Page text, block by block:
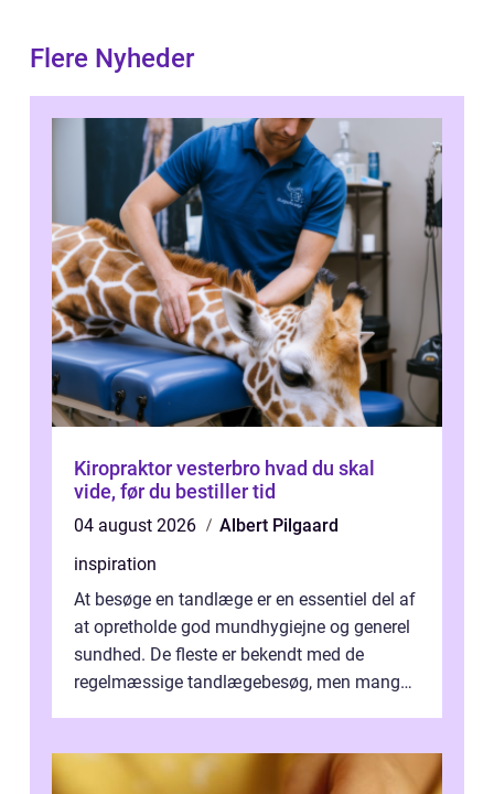
Flere Nyheder
Kiropraktor vesterbro hvad du skal
vide, før du bestiller tid
04 august 2026
Albert Pilgaard
inspiration
At besøge en tandlæge er en essentiel del af
at opretholde god mundhygiejne og generel
sundhed. De fleste er bekendt med de
regelmæssige tandlægebesøg, men mange